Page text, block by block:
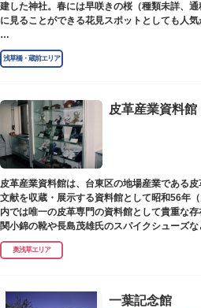
建した神社。春には早咲きの桜（種類未詳、
に見ることができる花見スポットとしても人気
江戸時代には勧進大相撲の開催地としても知ら
野川、雷電などの名力士による幾多の名勝負が
見せました。また、御神輿は昭和の名工・志
創建当初の社号は「石清水八幡宮」でしたが
称しました。江戸城鬼門除の守護神ならびに徳
尊崇され、社地は200石の朱印地を賜り、江戸
えられています。赤穂義士討ち入りの成功祈願
犬」ゆかりの神社としても知られるパワース
浅草橋・蔵前エリア
皮革産業資料館
皮革産業資料館は、台東区の地場産業である皮
文献を収蔵・展示する資料館として昭和56年
内では唯一の皮革専門の資料館として貴重な
関小錦の靴や長島茂雄氏のスパイクシューズな
奥浅草エリア
一葉記念館